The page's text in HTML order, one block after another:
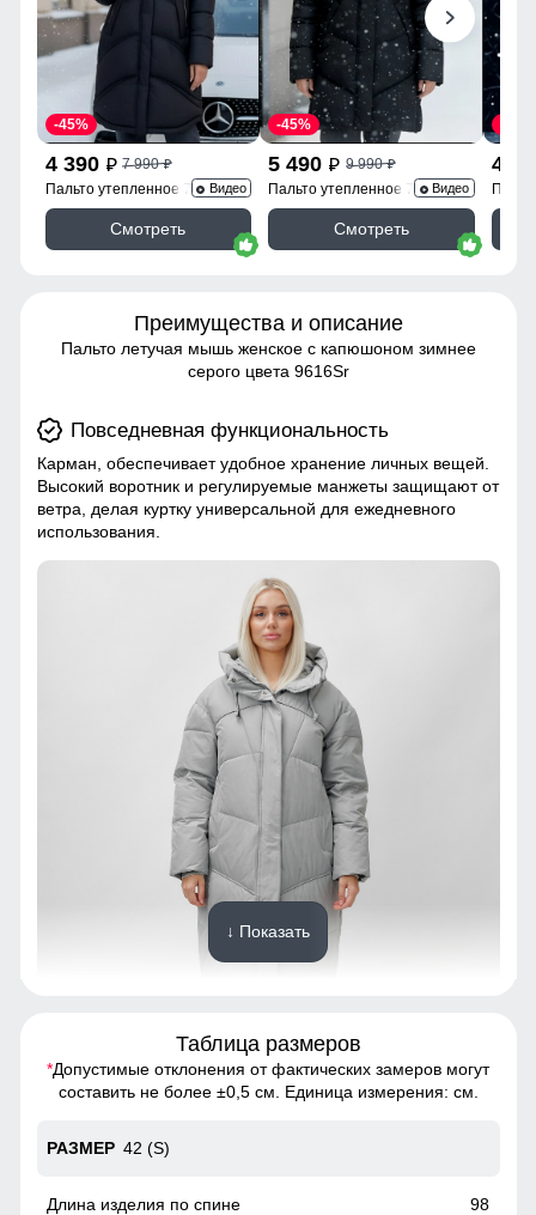
4 390 p 7 990p
-45%
Пальто утепленное 7747Ch
Видео
Смотреть
5 490 p 9 990p
-45%
Пальто утепленное 7745Ch
Видео
Смотреть
4
Преимущества и описание
Пальто летучая мышь женское с капюшоном зимнее
серого цвета 9616Sr
Повседневная функциональность
Карман, обеспечивает удобное хранение личных вещей.
Высокий воротник и регулируемые манжеты защищают от
ветра, делая куртку универсальной для ежедневного
использования.
Карман, обеспечивает удобное хранение личных вещей.
Высокий воротник и регулируемые манжеты защищают от
использования.
Удобные и вместительные карманы
↓ Показать
Таблица размеров
*Допустимые отклонения от фактических замеров могут
составить не более ±0,5 см. Единица измерения: см.
42 (S)
98